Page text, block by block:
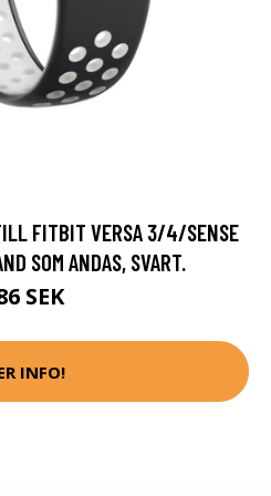
FITBIT VERSA 3/4/SENSE
SOM ANDAS, SVART.
SEK
INFO!